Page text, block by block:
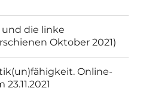
und die linke
Oktober 2021)
Online-